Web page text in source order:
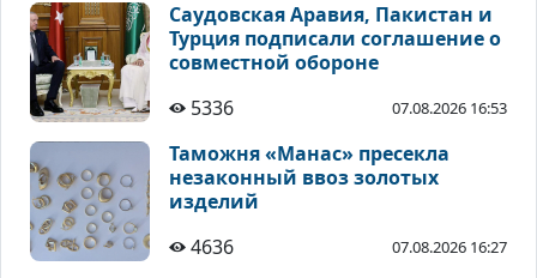
Саудовская Аравия, Пакистан и
Турция подписали соглашение о
совместной обороне
5336
07.08.2026 16:53
Таможня «Манас» пресекла
незаконный ввоз золотых
изделий
4636
07.08.2026 16:27